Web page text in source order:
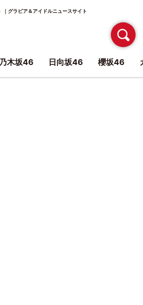
グラビア＆アイドルニュースサイト
乃木坂46 日向坂46 櫻坂46